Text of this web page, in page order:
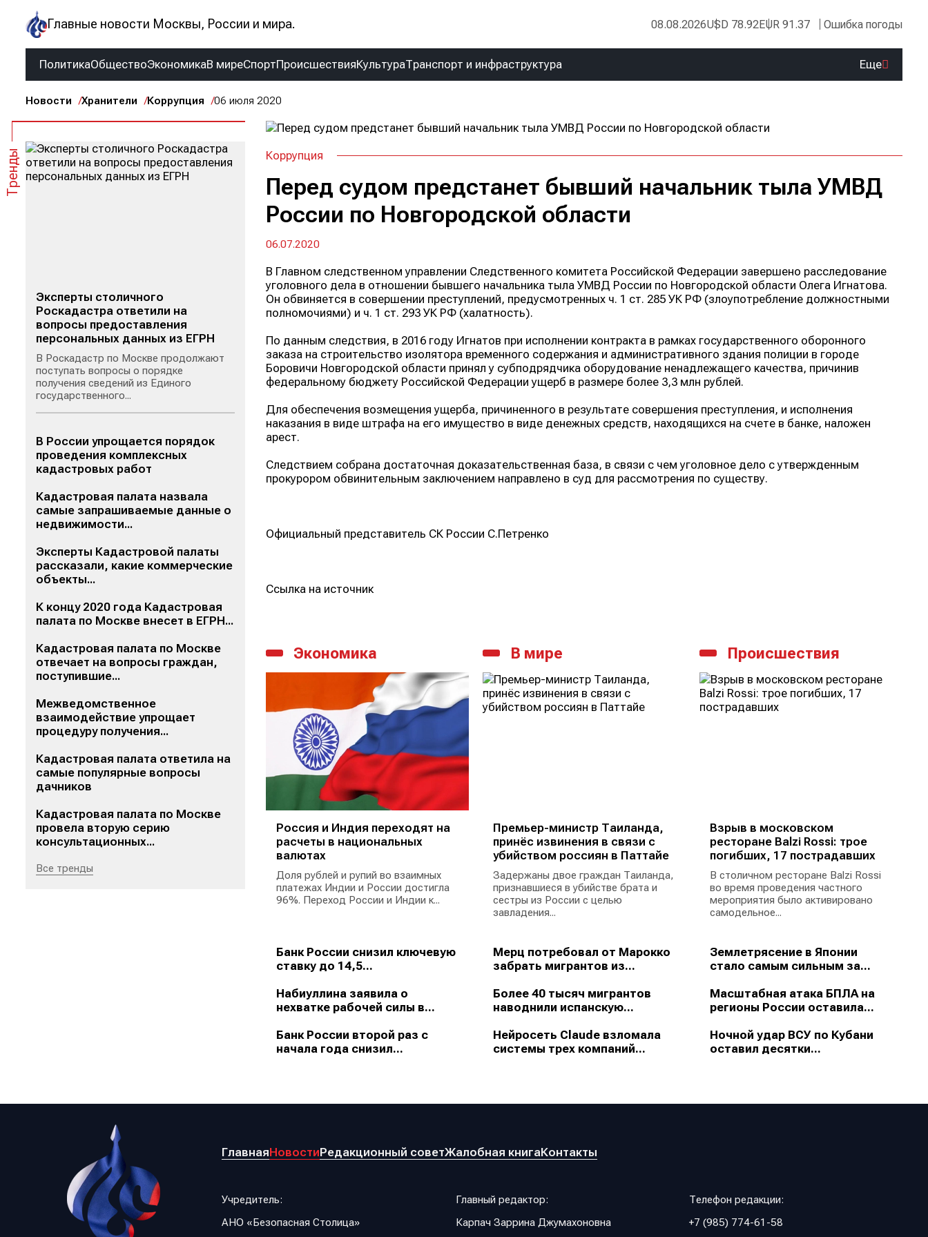
Главные новости Москвы, России и мира. 08.08.2026USD 78.92EUR 91.37 Ошибка погоды
ПолитикаОбществоЭкономикаВ миреСпортПроисшествияКультураТранспорт и инфраструктура Еще
Новости Хранители Коррупция 06 июля 2020
Коррупция
Перед судом предстанет бывший начальник тыла УМВД
России по Новгородской области
06.07.2020
В Главном следственном управлении Следственного комитета Российской Федерации завершено расследование
уголовного дела в отношении бывшего начальника тыла УМВД России по Новгородской области Олега Игнатова.
Он обвиняется в совершении преступлений, предусмотренных ч. 1 ст. 285 УК РФ (злоупотребление должностными
полномочиями) и ч. 1 ст. 293 УК РФ (халатность).
По данным следствия, в 2016 году Игнатов при исполнении контракта в рамках государственного оборонного
заказа на строительство изолятора временного содержания и административного здания полиции в городе
Боровичи Новгородской области принял у субподрядчика оборудование ненадлежащего качества, причинив
федеральному бюджету Российской Федерации ущерб в размере более 3,3 млн рублей.
Для обеспечения возмещения ущерба, причиненного в результате совершения преступления, и исполнения
наказания в виде штрафа на его имущество в виде денежных средств, находящихся на счете в банке, наложен
арест.
Следствием собрана достаточная доказательственная база, в связи с чем уголовное дело с утвержденным
прокурором обвинительным заключением направлено в суд для рассмотрения по существу.
Официальный представитель СК России С.Петренко
Ссылка на источник
Экономика
Россия и Индия переходят на
расчеты в национальных
валютах
Доля рублей и рупий во взаимных
платежах Индии и России достигла
96%. Переход России и Индии к...
Банк России снизил ключевую
ставку до 14,5...
Набиуллина заявила о
нехватке рабочей силы в...
Банк России второй раз с
начала года снизил...
В мире
Премьер-министр Таиланда,
принёс извинения в связи с
убийством россиян в Паттайе
Задержаны двое граждан Таиланда,
признавшиеся в убийстве брата и
сестры из России с целью
завладения...
Мерц потребовал от Марокко
забрать мигрантов из...
Более 40 тысяч мигрантов
наводнили испанскую...
Нейросеть Claude взломала
системы трех компаний...
Происшествия
Взрыв в московском
ресторане Balzi Rossi: трое
погибших, 17 пострадавших
В столичном ресторане Balzi Rossi
во время проведения частного
мероприятия было активировано
самодельное...
Землетрясение в Японии
стало самым сильным за...
Масштабная атака БПЛА на
регионы России оставила...
Ночной удар ВСУ по Кубани
оставил десятки...
Тренды
Эксперты столичного
Роскадастра ответили на
вопросы предоставления
персональных данных из ЕГРН
В Роскадастр по Москве продолжают
поступать вопросы о порядке
получения сведений из Единого
государственного...
В России упрощается порядок
проведения комплексных
кадастровых работ
Кадастровая палата назвала
самые запрашиваемые данные о
недвижимости...
Эксперты Кадастровой палаты
рассказали, какие коммерческие
объекты...
К концу 2020 года Кадастровая
палата по Москве внесет в ЕГРН...
Кадастровая палата по Москве
отвечает на вопросы граждан,
поступившие...
Межведомственное
взаимодействие упрощает
процедуру получения...
Кадастровая палата ответила на
самые популярные вопросы
дачников
Кадастровая палата по Москве
провела вторую серию
консультационных...
Все тренды
ГлавнаяНовостиРедакционный советЖалобная книгаКонтакты
Учредитель:
АНО «Безопасная Столица»
Главный редактор:
Карпач Заррина Джумахоновна
Телефон редакции:
+7 (985) 774-61-58